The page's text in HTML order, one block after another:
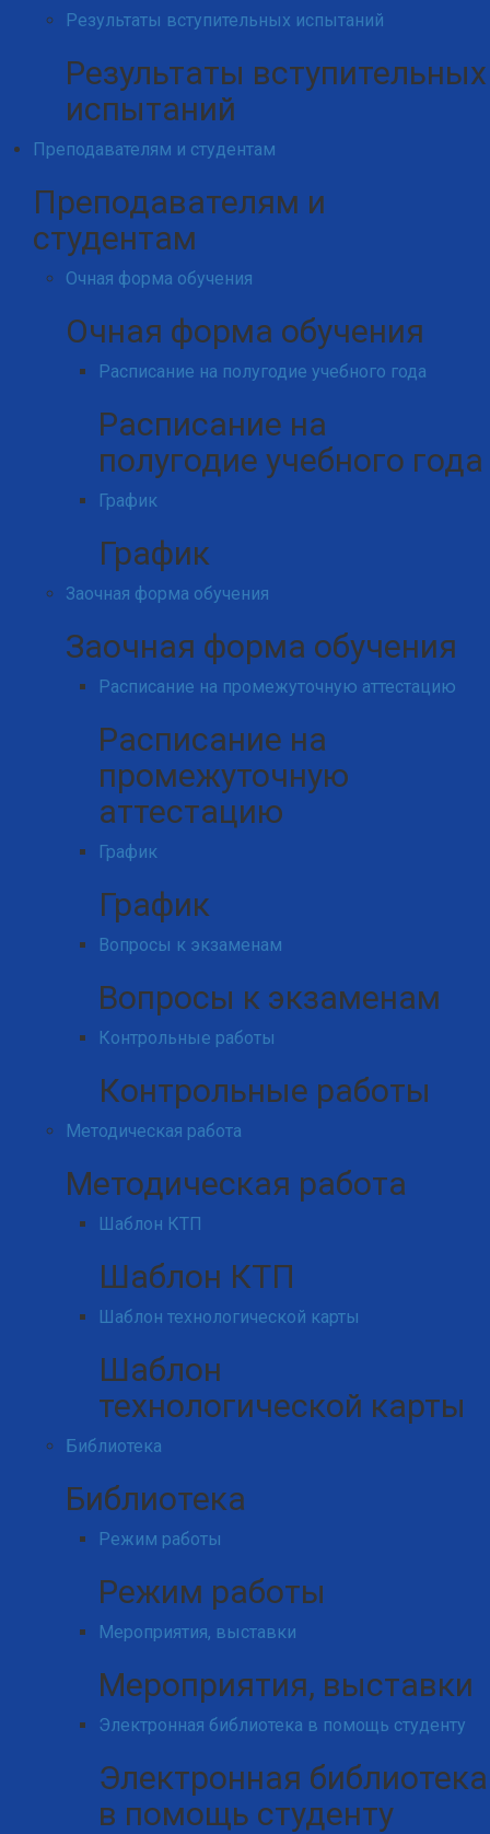
Результаты вступительных испытаний
Результаты вступительных
испытаний
Преподавателям и студентам
Преподавателям и
студентам
Очная форма обучения
Очная форма обучения
Расписание на полугодие учебного года
Расписание на
полугодие учебного года
График
График
Заочная форма обучения
Заочная форма обучения
Расписание на промежуточную аттестацию
Расписание на
промежуточную
аттестацию
График
График
Вопросы к экзаменам
Вопросы к экзаменам
Контрольные работы
Контрольные работы
Методическая работа
Методическая работа
Шаблон КТП
Шаблон КТП
Шаблон технологической карты
Шаблон
технологической карты
Библиотека
Библиотека
Режим работы
Режим работы
Мероприятия, выставки
Мероприятия, выставки
Электронная библиотека в помощь студенту
Электронная библиотека
в помощь студенту